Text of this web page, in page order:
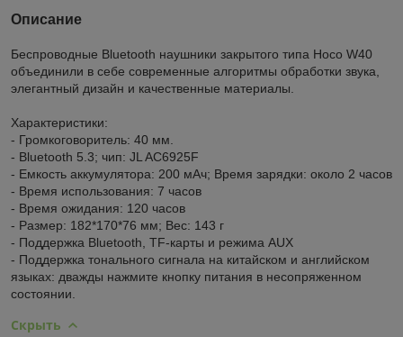
Описание
Беспроводные Bluetooth наушники закрытого типа Hoco W40
объединили в себе современные алгоритмы обработки звука,
элегантный дизайн и качественные материалы.
Характеристики:
- Громкоговоритель: 40 мм.
- Bluetooth 5.3; чип: JL AC6925F
- Емкость аккумулятора: 200 мАч; Время зарядки: около 2 часов
- Время использования: 7 часов
- Время ожидания: 120 часов
- Размер: 182*170*76 мм; Вес: 143 г
- Поддержка Bluetooth, TF-карты и режима AUX
- Поддержка тонального сигнала на китайском и английском
языках: дважды нажмите кнопку питания в несопряженном
состоянии.
Скрыть